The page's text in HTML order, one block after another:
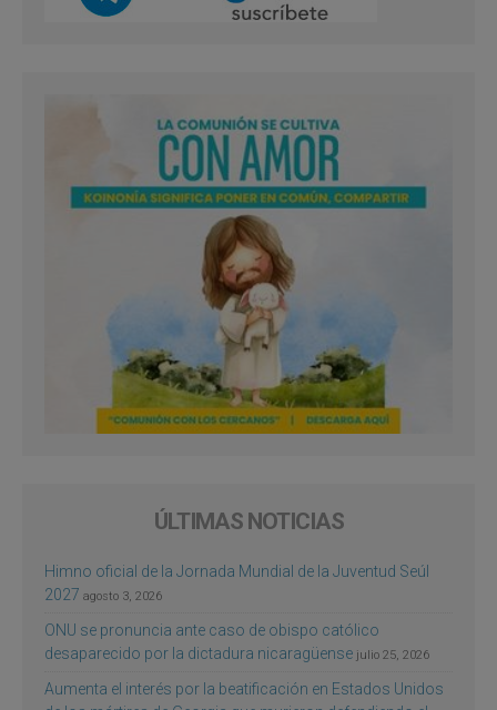
ÚLTIMAS NOTICIAS
Himno oficial de la Jornada Mundial de la Juventud Seúl
2027 agosto 3, 2026
ONU se pronuncia ante caso de obispo católico
desaparecido por la dictadura nicaragüense julio 25, 2026
Aumenta el interés por la beatificación en Estados Unidos